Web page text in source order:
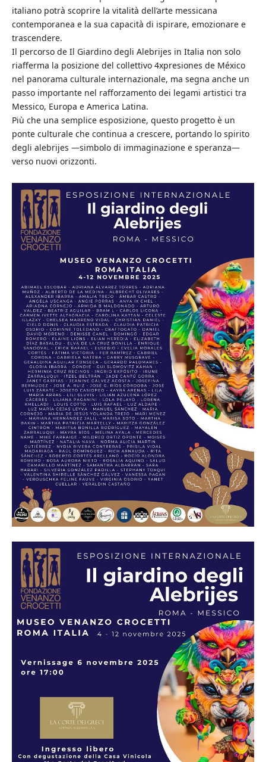
italiano potrà scoprire la vitalità dell’arte messicana
contemporanea e la sua capacità di ispirare, emozionare e
trascendere.
Il percorso de Il Giardino degli Alebrijes in Italia non solo
riafferma la posizione del collettivo 4xpresiones de México
nel panorama culturale internazionale, ma segna anche un
passo importante nel rafforzamento dei legami artistici tra
Messico, Europa e America Latina.
Più che una semplice esposizione, questo progetto è un
ponte culturale che continua a crescere, portando lo spirito
degli alebrijes —simbolo di immaginazione e speranza—
verso nuovi orizzonti.